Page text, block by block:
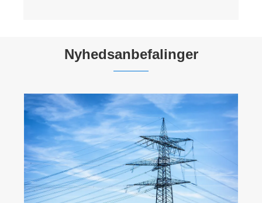
Nyhedsanbefalinger
Hvilke risici vil overspændingsafbrydere
hjælpe dig med at undgå?
Se mere >>